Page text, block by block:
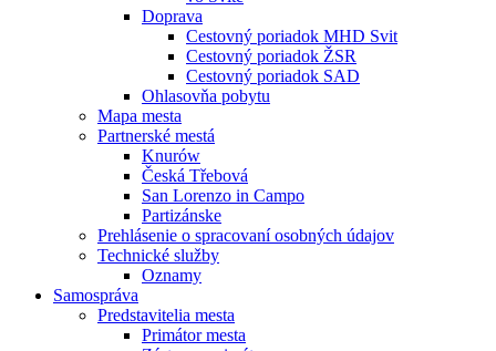
Doprava
Cestovný poriadok MHD Svit
Cestovný poriadok ŽSR
Cestovný poriadok SAD
Ohlasovňa pobytu
Mapa mesta
Partnerské mestá
Knurów
Česká Třebová
San Lorenzo in Campo
Partizánske
Prehlásenie o spracovaní osobných údajov
Technické služby
Oznamy
Samospráva
Predstavitelia mesta
Primátor mesta